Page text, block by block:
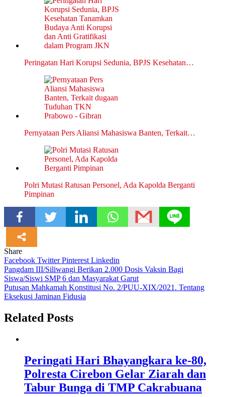
Peringatan Hari Korupsi Sedunia, BPJS Kesehatan…
Pernyataan Pers Aliansi Mahasiswa Banten, Terkait…
Polri Mutasi Ratusan Personel, Ada Kapolda Berganti
Pimpinan
Share
Facebook TwitterPinterest Linkedin
Navigasi
pos
Pangdam III/Siliwangi Berikan 2.000 Dosis Vaksin Bagi
Siswa/Siswi SMP 6 dan Masyarakat Garut
Putusan Mahkamah Konstitusi No. 2/PUU-XIX/2021. Tentang
Eksekusi Jaminan Fidusia
Related Posts
Peringati Hari Bhayangkara ke-80,
Polresta Cirebon Gelar Ziarah dan
Tabur Bunga di TMP Cakrabuana